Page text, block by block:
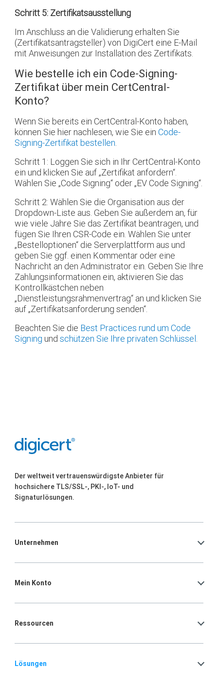
Schritt 5: Zertifikatsausstellung
Im Anschluss an die Validierung erhalten Sie
(Zertifikatsantragsteller) von DigiCert eine E-Mail
mit Anweisungen zur Installation des Zertifikats.
Wie bestelle ich ein Code-Signing-
Zertifikat über mein CertCentral-
Konto?
Wenn Sie bereits ein CertCentral-Konto haben,
können Sie hier nachlesen, wie Sie ein Code-
Signing-Zertifikat bestellen.
Schritt 1: Loggen Sie sich in Ihr CertCentral-Konto
ein und klicken Sie auf „Zertifikat anfordern“.
Wählen Sie „Code Signing“ oder „EV Code Signing“.
Schritt 2: Wählen Sie die Organisation aus der
Dropdown-Liste aus. Geben Sie außerdem an, für
wie viele Jahre Sie das Zertifikat beantragen, und
fügen Sie Ihren CSR-Code ein. Wählen Sie unter
„Bestelloptionen“ die Serverplattform aus und
geben Sie ggf. einen Kommentar oder eine
Nachricht an den Administrator ein. Geben Sie Ihre
Zahlungsinformationen ein, aktivieren Sie das
Kontrollkästchen neben
„Dienstleistungsrahmenvertrag“ an und klicken Sie
auf „Zertifikatsanforderung senden“.
Beachten Sie die Best Practices rund um Code
Signing und schützen Sie Ihre privaten Schlüssel.
Der weltweit vertrauenswürdigste Anbieter für
hochsichere TLS/SSL-, PKI-, IoT- und
Signaturlösungen.
Unternehmen
Mein Konto
Ressourcen
Lösungen